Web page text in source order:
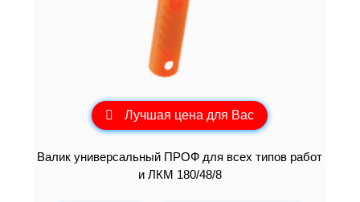
Лучшая цена для Вас
Валик универсальный ПРОФ для всех типов работ
и ЛКМ 180/48/8